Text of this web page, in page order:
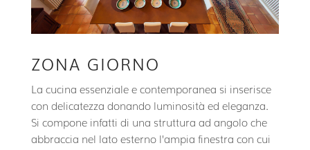
ZONA GIORNO
La cucina essenziale e contemporanea si inserisce
con delicatezza donando luminosità ed eleganza.
Si compone infatti di una struttura ad angolo che
abbraccia nel lato esterno l’ampia finestra con cui